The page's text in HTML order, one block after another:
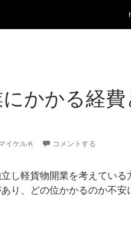
かかる経費
イケルＫ コメントする
し軽貨物開業を考えている
り、どの位かかるのか不安